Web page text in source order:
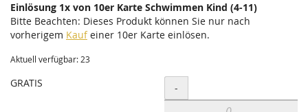
Einlösung 1x von 10er Karte Schwimmen Kind (4-11)
Bitte Beachten: Dieses Produkt können Sie nur nach
vorherigem Kaufeiner 10er Karte einlösen.
Aktuell verfügbar: 23
GRATIS Menge
-